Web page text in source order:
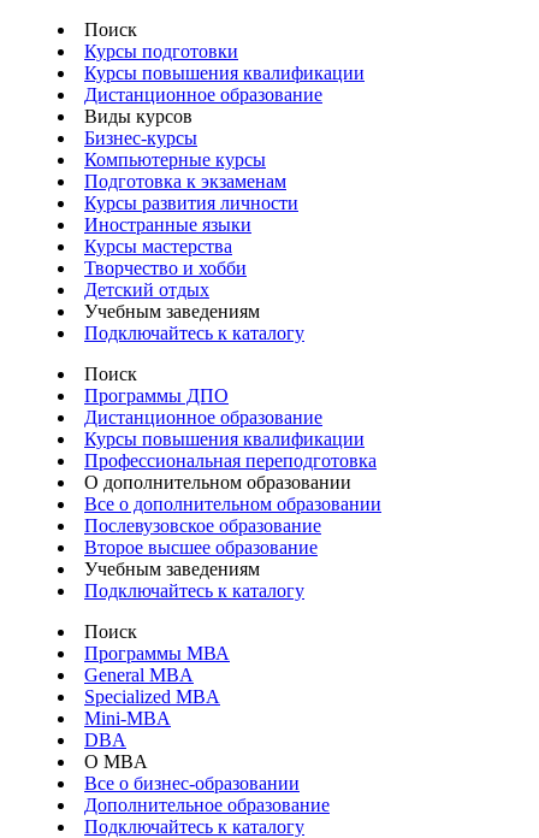
Поиск
Курсы подготовки
Курсы повышения квалификации
Дистанционное образование
Виды курсов
Бизнес-курсы
Компьютерные курсы
Подготовка к экзаменам
Курсы развития личности
Иностранные языки
Курсы мастерства
Творчество и хобби
Детский отдых
Учебным заведениям
Подключайтесь к каталогу
Поиск
Программы ДПО
Дистанционное образование
Курсы повышения квалификации
Профессиональная переподготовка
О дополнительном образовании
Все о дополнительном образовании
Послевузовское образование
Второе высшее образование
Учебным заведениям
Подключайтесь к каталогу
Поиск
Программы МВА
General MBA
Specialized MBA
Mini-MBA
DBA
О MBA
Все о бизнес-образовании
Дополнительное образование
Подключайтесь к каталогу